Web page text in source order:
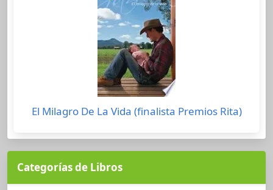
El Milagro De La Vida (finalista Premios Rita)
Categorías de Libros